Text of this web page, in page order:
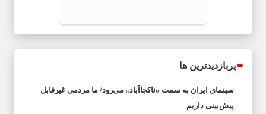
پربازدیدترین ها
سینمای ایران به سمت «ناکجاآباد» می‌رود/ ما مردمی غیرقابل
پیش‌بینی داریم